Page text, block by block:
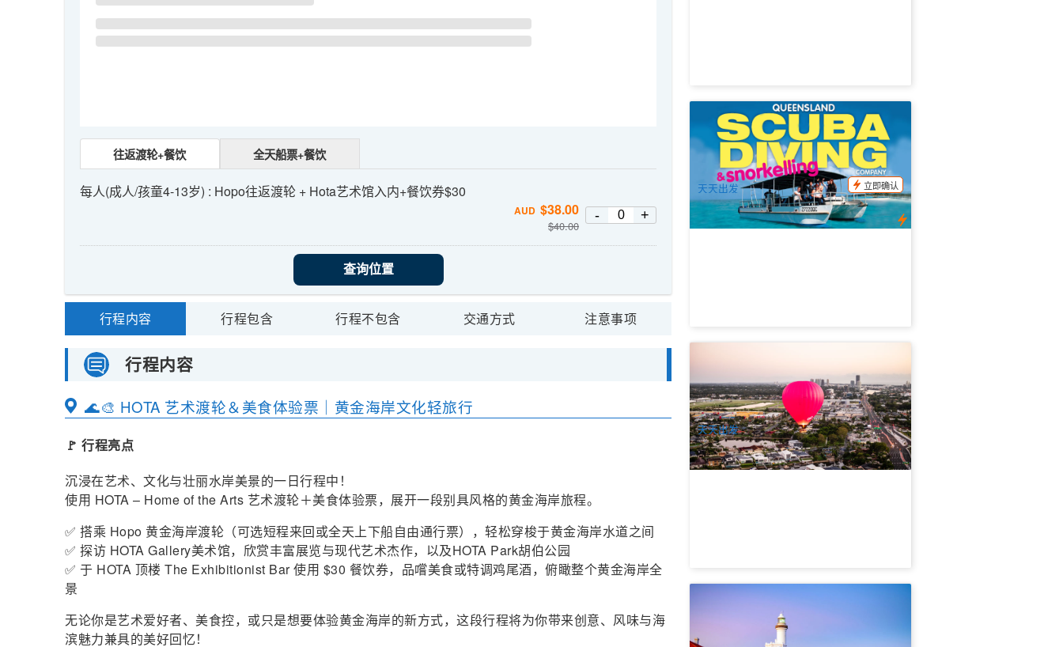
往返渡轮+餐饮 全天船票+餐饮
每人(成人/孩童4-13岁) : Hopo往返渡轮 + Hota艺术馆入内+餐饮券$30
AUD $38.00
$40.00
- +
查询位置
行程内容 行程包含 行程不包含 交通方式 注意事项
行程内容
🌊🎨 HOTA 艺术渡轮＆美食体验票｜黄金海岸文化轻旅行
🚩 行程亮点
沉浸在艺术、文化与壮丽水岸美景的一日行程中！
使用 HOTA – Home of the Arts 艺术渡轮＋美食体验票，展开一段别具风格的黄金海岸旅程。
✅ 搭乘 Hopo 黄金海岸渡轮（可选短程来回或全天上下船自由通行票），轻松穿梭于黄金海岸水道之间
✅ 探访 HOTA Gallery美术馆，欣赏丰富展览与现代艺术杰作，以及HOTA Park胡伯公园
✅ 于 HOTA 顶楼 The Exhibitionist Bar 使用 $30 餐饮券，品嚐美食或特调鸡尾酒，俯瞰整个黄金海岸全
景
无论你是艺术爱好者、美食控，或只是想要体验黄金海岸的新方式，这段行程将为你带来创意、风味与海
滨魅力兼具的美好回忆！
黄金海岸断浪岛游船浮潜及深潜游 (Gold
Coast Wavebreak Island)
1.2k 已预订
AUD $76.00 $79.00
OOL01150
天天出发
立即确认
食美景体验(含接送+数码照片套餐+香槟早
餐) Go Ballooning
1k 已预订
AUD $354.00 $397.00
OOL01124
天天出发
黄金海岸休闲中文3日游 | 拜伦湾+电影世
界+天堂农庄+危险角 | 全程交通接送